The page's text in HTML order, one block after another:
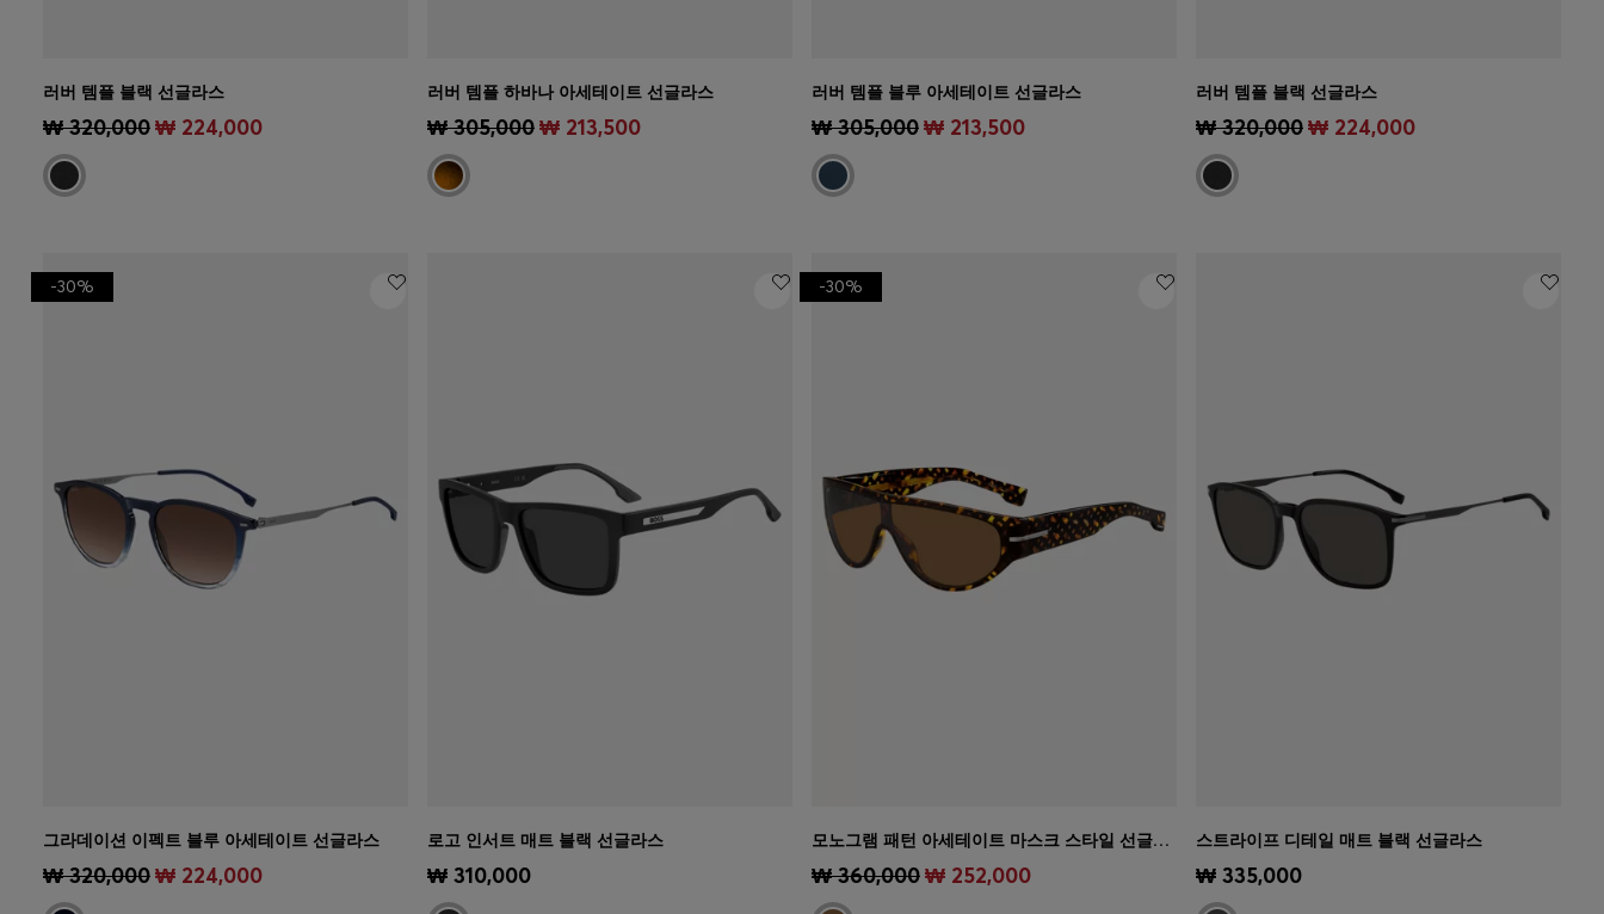
빠른 보기 (내 사이즈 선택하기)
러버 템플 블랙 선글라스
₩ 320,000₩ 224,000 빠른 보기 (내 사이즈 선택하기)
러버 템플 하바나 아세테이트 선글라스
₩ 305,000₩ 213,500 빠른 보기 (내 사이즈 선택하기)
러버 템플 블루 아세테이트 선글라스
₩ 305,000₩ 213,500 빠른 보기 (내 사이즈 선택하기)
러버 템플 블랙 선글라스
₩ 320,000₩ 224,000
빠른 보기 (내 사이즈 선택하기)
-30%
그라데이션 이펙트 블루 아세테이트 선글라스
₩ 320,000₩ 224,000 빠른 보기
로고 인서트 매트 블랙 선글라스
₩ 310,000 빠른 보기 (내 사이즈 선택하기)
-30%
모노그램 패턴 아세테이트 마스크 스타일 선글라스
₩ 360,000₩ 252,000 빠른 보기
스트라이프 디테일 매트 블랙 선글라스
₩ 335,000